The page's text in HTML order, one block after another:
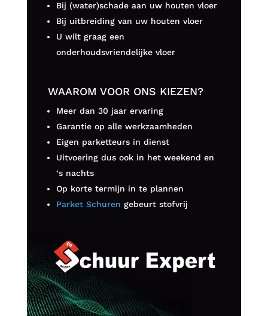
Bij (water)schade aan uw houten vloer
Bij uitbreiding van uw houten vloer
U wilt graag een
onderhoudsvriendelijke vloer
WAAROM VOOR ONS KIEZEN?
Meer dan 30 jaar ervaring
Garantie op alle werkzaamheden
Eigen parketteurs in dienst
Uitvoering dus ook in het weekend en
‘s nachts
Op korte termijn in te plannen
Parket Schuren gebeurt stofvrij